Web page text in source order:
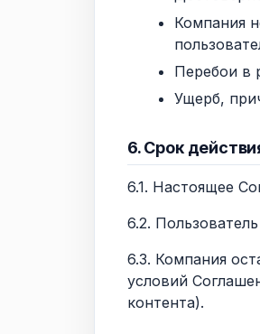
Компания
Перебои в
Ущерб,
6. Срок
6.1. Настоящее
6.2.
6.3. Компания
условий
контента).